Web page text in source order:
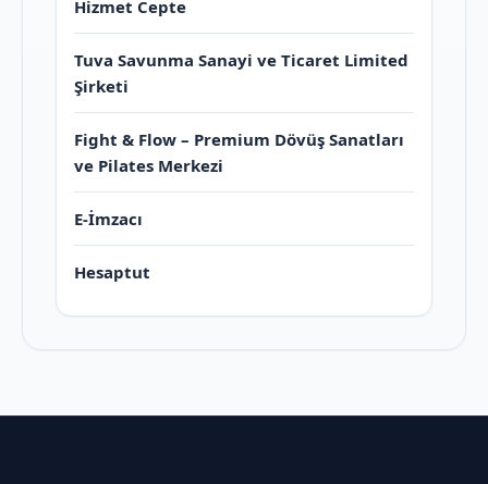
Hizmet Cepte
Tuva Savunma Sanayi ve Ticaret Limited
Şirketi
Fight & Flow – Premium Dövüş Sanatları
ve Pilates Merkezi
E-İmzacı
Hesaptut